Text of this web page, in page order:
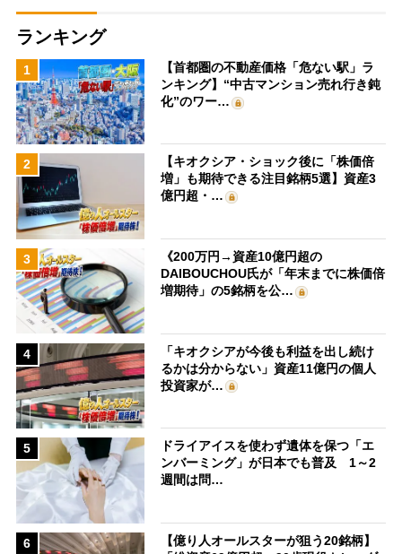
ランキング
1
【首都圏の不動産価格「危ない駅」ラ
ンキング】“中古マンション売れ行き鈍
化”のワー…
2
【キオクシア・ショック後に「株価倍
増」も期待できる注目銘柄5選】資産3
億円超・…
3
《200万円→資産10億円超の
DAIBOUCHOU氏が「年末までに株価倍
増期待」の5銘柄を公…
4
「キオクシアが今後も利益を出し続け
るかは分からない」資産11億円の個人
投資家が…
5
ドライアイスを使わず遺体を保つ「エ
ンバーミング」が日本でも普及 1～2
週間は問…
6
【億り人オールスターが狙う20銘柄】